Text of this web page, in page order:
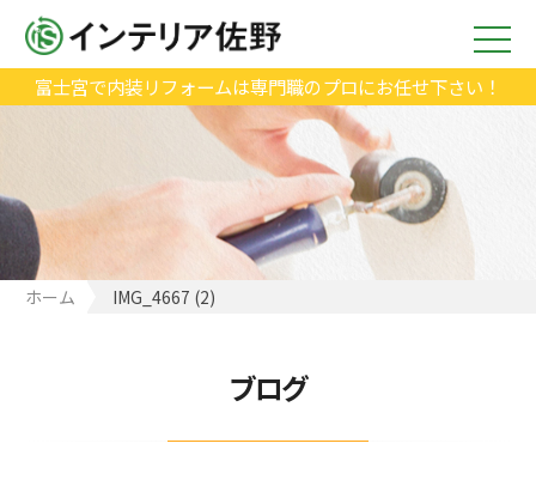
富士宮で内装リフォームは専門職のプロにお任せ下さい！
ホーム IMG_4667 (2)
ブログ